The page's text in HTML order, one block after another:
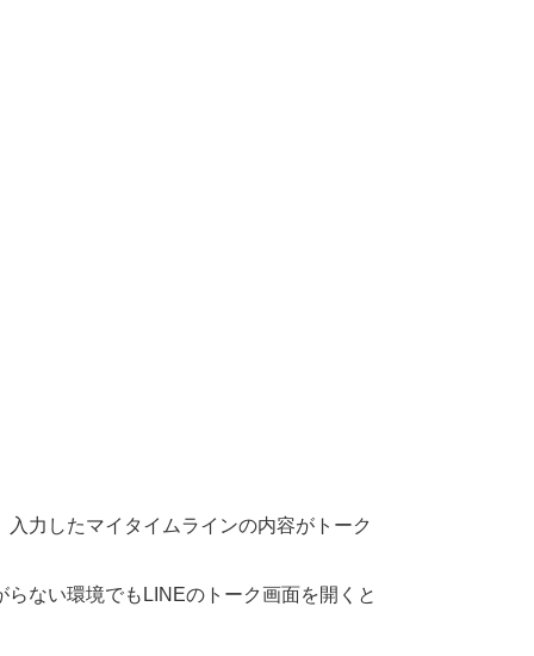
力したマイタイムラインの内容がトーク
ない環境でもLINEのトーク画面を開くと